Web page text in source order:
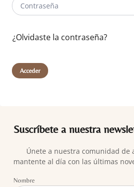
¿Olvidaste la contraseña?
Acceder
Suscríbete a nuestra
Únete a nuestra comunidad de
mantente al día con las últimas
Nombre